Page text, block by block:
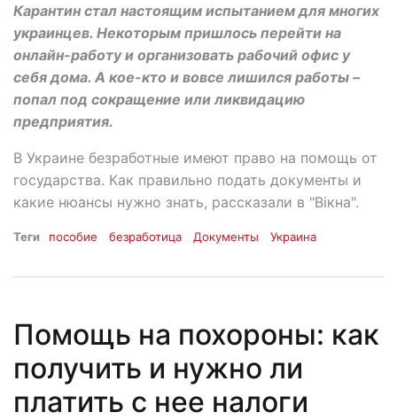
Карантин стал настоящим испытанием для многих
украинцев. Некоторым пришлось перейти на
онлайн-работу и организовать рабочий офис у
себя дома. А кое-кто и вовсе лишился работы –
попал под сокращение или ликвидацию
предприятия.
В Украине безработные имеют право на помощь от
государства. Как правильно подать документы и
какие нюансы нужно знать, рассказали в "Вікна".
Теги пособие безработица Документы Украина
Помощь на похороны: как
получить и нужно ли
платить с нее налоги